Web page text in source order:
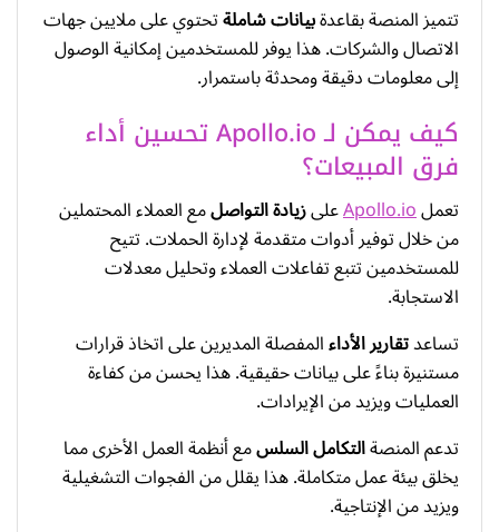
تتميز المنصة بقاعدةبيانات شاملةتحتوي على ملايين جهات
الاتصال والشركات. هذا يوفر للمستخدمين إمكانية الوصول
إلى معلومات دقيقة ومحدثة باستمرار.
كيف يمكن لـ Apollo.io تحسين أداء
فرق المبيعات؟
تعملApollo.ioعلىزيادة التواصلمع العملاء المحتملين
من خلال توفير أدوات متقدمة لإدارة الحملات. تتيح
للمستخدمين تتبع تفاعلات العملاء وتحليل معدلات
الاستجابة.
تساعدتقارير الأداءالمفصلة المديرين على اتخاذ قرارات
مستنيرة بناءً على بيانات حقيقية. هذا يحسن من كفاءة
العمليات ويزيد من الإيرادات.
تدعم المنصةالتكامل السلسمع أنظمة العمل الأخرى مما
يخلق بيئة عمل متكاملة. هذا يقلل من الفجوات التشغيلية
ويزيد من الإنتاجية.